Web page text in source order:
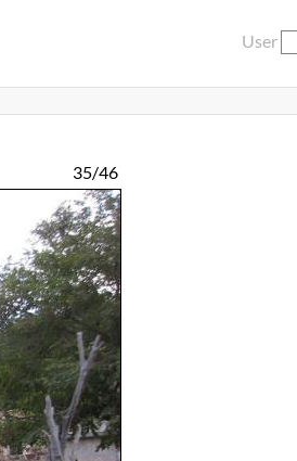
User
35/46